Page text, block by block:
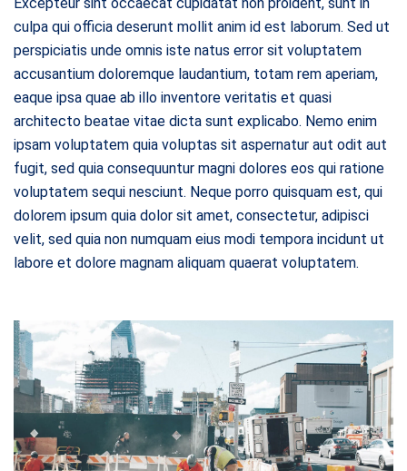
culpa qui officia deserunt mollit anim id est laborum. Sed ut
perspiciatis unde omnis iste natus error sit voluptatem
accusantium doloremque laudantium, totam rem aperiam,
eaque ipsa quae ab illo inventore veritatis et quasi
architecto beatae vitae dicta sunt explicabo. Nemo enim
ipsam voluptatem quia voluptas sit aspernatur aut odit aut
fugit, sed quia consequuntur magni dolores eos qui ratione
voluptatem sequi nesciunt. Neque porro quisquam est, qui
dolorem ipsum quia dolor sit amet, consectetur, adipisci
velit, sed quia non numquam eius modi tempora incidunt ut
labore et dolore magnam aliquam quaerat voluptatem.